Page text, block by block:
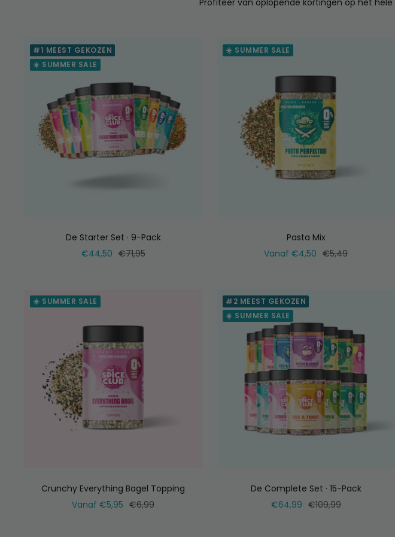
Profiteer van oplopende kortingen op het
#1 MEEST GEKOZEN
☀️ SUMMER SALE
De Starter Set · 9-Pack
Verkoopprijs
€44,50 Normale
€71,95
☀️ SUMMER SALE
Pasta Mix
Verkoopprijs
Vanaf €4,50 Normale
€5,49
☀️ SUMMER SALE
Crunchy Everything Bagel Topping
Verkoopprijs
Vanaf €5,95 Normale
€6,99
#2 MEEST GEKOZEN
☀️ SUMMER SALE
De Complete Set · 15-Pack
Verkoopprijs
€64,99 Normale
€109,99